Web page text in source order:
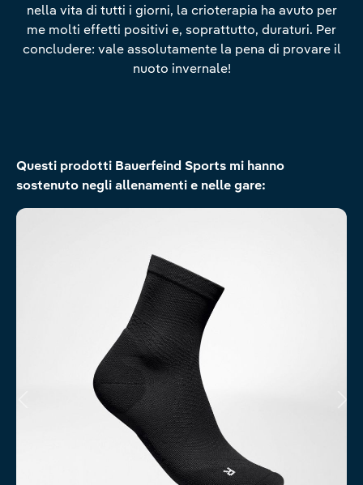
nella vita di tutti i giorni, la crioterapia ha avuto per
me molti effetti positivi e, soprattutto, duraturi. Per
concludere: vale assolutamente la pena di provare il
nuoto invernale!
Salta la galleria dei prodotti
Questi prodotti Bauerfeind Sports mi hanno
sostenuto negli allenamenti e nelle gare: